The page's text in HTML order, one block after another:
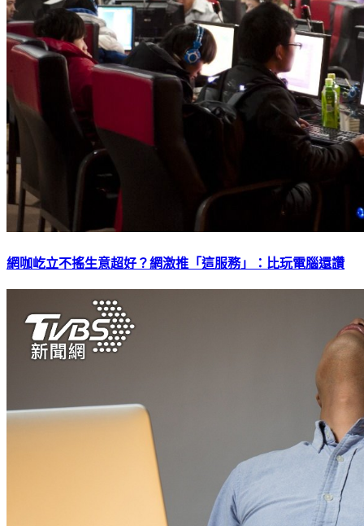
網咖屹立不搖生意超好？網激推「這服務」：比玩電腦還讚